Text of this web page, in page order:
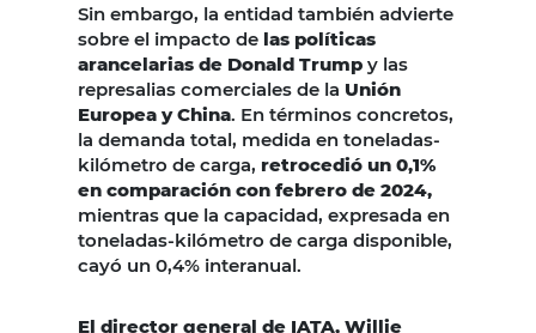
Sin embargo, la entidad también advierte
sobre el impacto de las políticas
arancelarias de Donald Trump y las
represalias comerciales de la Unión
Europea y China. En términos concretos,
la demanda total, medida en toneladas-
kilómetro de carga, retrocedió un 0,1%
en comparación con febrero de 2024,
mientras que la capacidad, expresada en
toneladas-kilómetro de carga disponible,
cayó un 0,4% interanual.
El director general de IATA, Willie